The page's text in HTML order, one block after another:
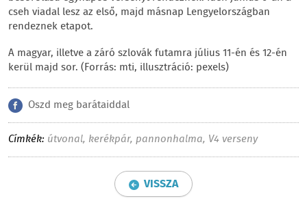
cseh viadal lesz az első, majd másnap Lengyelországban
rendeznek etapot.
A magyar, illetve a záró szlovák futamra július 11-én és 12-én
kerül majd sor. (Forrás: mti, illusztráció: pexels)
Oszd meg barátaiddal
Címkék: útvonal, kerékpár, pannonhalma, V4 verseny
VISSZA